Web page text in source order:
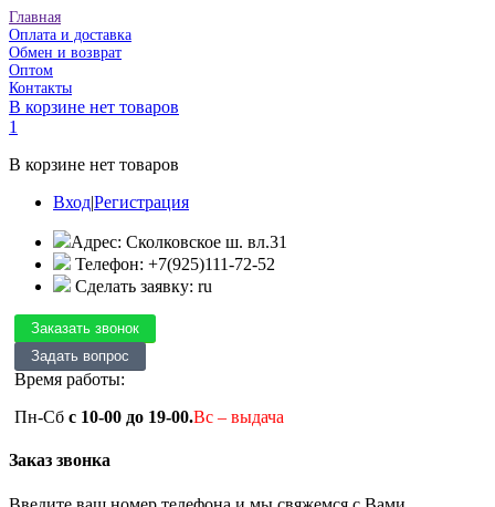
Главная
Оплата и доставка
Обмен и возврат
Оптом
Контакты
В корзине нет товаров
1
В корзине нет товаров
Вход|Регистрация
Адрес: Сколковское ш. вл.31
Телефон: +7(925)111-72-52
Сделать заявку: ru
Время работы:
Пн-Сб с 10-00 до 19-00.Вс – выдача
Заказ звонка